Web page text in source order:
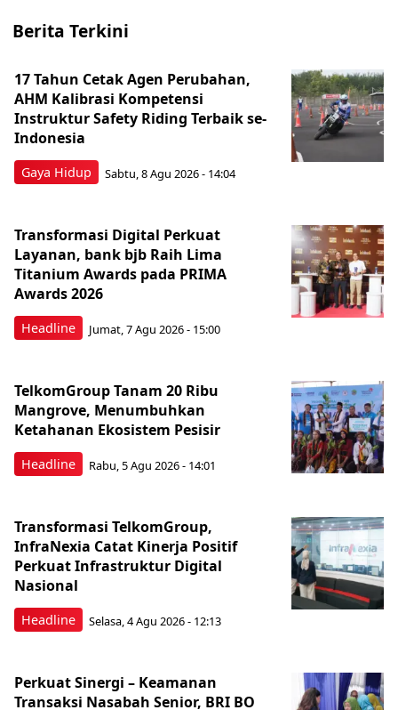
Berita Terkini
Gaya Hidup
17 Tahun Cetak Agen Perubahan,
AHM Kalibrasi Kompetensi
Instruktur Safety Riding Terbaik se-
Indonesia
Sabtu, 8 Agu 2026 - 14:04
Headline
Transformasi Digital Perkuat
Layanan, bank bjb Raih Lima
Titanium Awards pada PRIMA
Awards 2026
Jumat, 7 Agu 2026 - 15:00
Headline
TelkomGroup Tanam 20 Ribu
Mangrove, Menumbuhkan
Ketahanan Ekosistem Pesisir
Rabu, 5 Agu 2026 - 14:01
Headline
Transformasi TelkomGroup,
InfraNexia Catat Kinerja Positif
Perkuat Infrastruktur Digital
Nasional
Selasa, 4 Agu 2026 - 12:13
Perkuat Sinergi – Keamanan
Transaksi Nasabah Senior, BRI BO